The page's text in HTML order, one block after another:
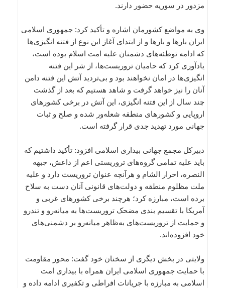
مزدور در سوریه حضور دارند.
وی به مواضع کشورمان اشاره و تأکید کرد: جمهوری اسلامی
ایران بارها و بارها و از ابتدای آغاز این نوع از فتنه انگیزی‌ها
که ادامه توطئه‌های دشمنان علیه امت اسلام بوده است،
یادآوری کرد که حامیان تروریست‌ها، از شر این فتنه
انگیزی‌ها در امان نخواهند بود و بی‌تردید آتش این فتنه دامن
آنان را نیز خواهد گرفت و شاهد هستیم که بعد از گذشت
چند سال از این فتنه انگیزی، این آتش در برخی کشورهای
اروپایی و کشورهای منطقه شعله‌ور شده و صلح و ثبات
جهانی مورد تهدید جدی قرار گرفته است.
دبیرکل مجمع جهانی بیداری اسلامی افزود: تأکید داشتیم که
باید علیه تمامی گروه‌های تروریستی اعم از داعش، جبهه
النصره، احرار الشام و هرآنچه عنوان تروریست دارد و علیه
ملت مظلوم منطقه و دولت‌های قانونی آنان دست به سلاح
برده است، مبارزه کرد؛ هرچند برخی کشورهای غربی و
آمریکا با تقسیم بندی مضحک تروریست‌ها به میانه‌رو و تندرو
و حمایت از تروریست‌های به‌ظاهر میانه‌رو بر دشمنی‌های
خود افزوده‌اند.
ولایتی در بخش دیگری از سخنان خود گفت: محور مقاومت
با حمایت جمهوری اسلامی ایران همراه با بیداری امت
اسلامی به مبارزه با جریانات افراطی و تکفیری ادامه داده و